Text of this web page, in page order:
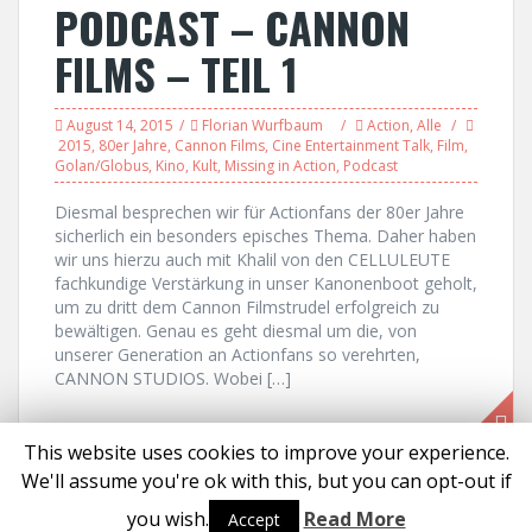
PODCAST – CANNON
FILMS – TEIL 1
August 14, 2015 Florian Wurfbaum Action, Alle
2015, 80er Jahre, Cannon Films, Cine Entertainment Talk, Film,
Golan/Globus, Kino, Kult, Missing in Action, Podcast
Diesmal besprechen wir für Actionfans der 80er Jahre
sicherlich ein besonders episches Thema. Daher haben
wir uns hierzu auch mit Khalil von den CELLULEUTE
fachkundige Verstärkung in unser Kanonenboot geholt,
um zu dritt dem Cannon Filmstrudel erfolgreich zu
bewältigen. Genau es geht diesmal um die, von
unserer Generation an Actionfans so verehrten,
CANNON STUDIOS. Wobei […]
Proudly powered by WordPress |Theme: Solon by aThemes
This website uses cookies to improve your experience.
We'll assume you're ok with this, but you can opt-out if
you wish.
Accept Read More